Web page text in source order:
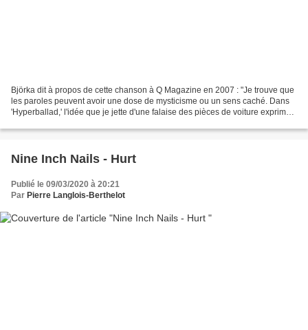
Björka dit à propos de cette chanson à Q Magazine en 2007 : "Je trouve que
les paroles peuvent avoir une dose de mysticisme ou un sens caché. Dans
'Hyperballad,' l'idée que je jette d'une falaise des pièces de voiture exprime
Nine Inch Nails - Hurt
Publié le 09/03/2020 à 20:21
Par Pierre Langlois-Berthelot